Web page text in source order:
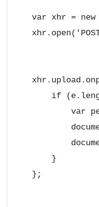
var xhr = new
if
var
}
};